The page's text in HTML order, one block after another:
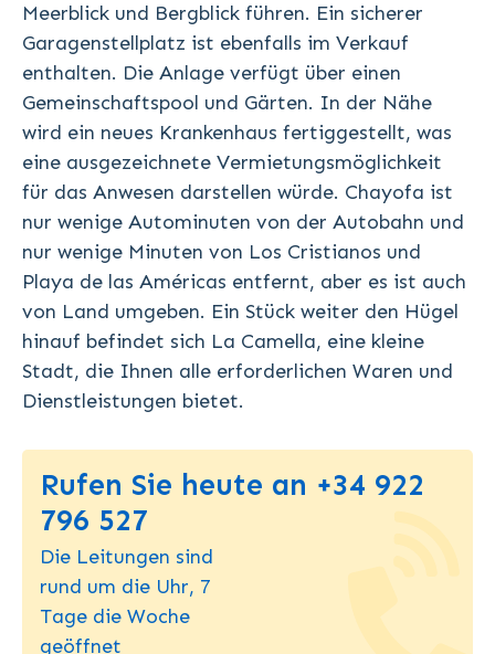
Meerblick und Bergblick führen. Ein sicherer
Garagenstellplatz ist ebenfalls im Verkauf
enthalten. Die Anlage verfügt über einen
Gemeinschaftspool und Gärten. In der Nähe
wird ein neues Krankenhaus fertiggestellt, was
eine ausgezeichnete Vermietungsmöglichkeit
für das Anwesen darstellen würde. Chayofa ist
nur wenige Autominuten von der Autobahn und
nur wenige Minuten von Los Cristianos und
Playa de las Américas entfernt, aber es ist auch
von Land umgeben. Ein Stück weiter den Hügel
hinauf befindet sich La Camella, eine kleine
Stadt, die Ihnen alle erforderlichen Waren und
Dienstleistungen bietet.
Rufen Sie heute an +34 922
796 527
Die Leitungen sind
rund um die Uhr, 7
Tage die Woche
geöffnet